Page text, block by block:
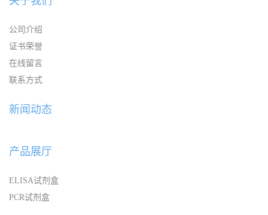
公司介绍
证书荣誉
在线留言
联系方式
新闻动态
产品展厅
ELISA试剂盒
PCR试剂盒